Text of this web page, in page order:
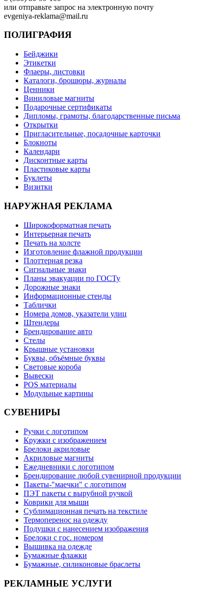
или отправьте запрос на электронную почту
evgeniya-reklama@mail.ru
ПОЛИГРАФИЯ
Бейджики
Этикетки
Флаеры, листовки
Каталоги, брошюры, журналы
Ценники
Виниловые магниты
Подарочные сертификаты
Дипломы, грамоты, благодарственные письма
Открытки
Пригласительные, посадочные карточки
Блокноты
Календари
Дисконтные карты
Пластиковые карты
Буклеты
Визитки
НАРУЖНАЯ РЕКЛАМА
Широкоформатная печать
Интерьерная печать
Печать на холсте
Изготовление флажной продукции
Плоттерная резка
Сигнальные знаки
Планы эвакуации по ГОСТу
Дорожные знаки
Информационные стенды
Таблички
Номера домов, указатели улиц
Штендеры
Брендирование авто
Стелы
Крышные установки
Буквы, объёмные буквы
Световые короба
Вывески
POS материалы
Модульные картины
СУВЕНИРЫ
Ручки с логотипом
Кружки с изображением
Брелоки акриловые
Акриловые магниты
Ежедневники с логотипом
Брендирование любой сувенирной продукции
Пакеты-"маечки" с логотипом
ПЭТ пакеты с вырубной ручкой
Коврики для мыши
Сублимационная печать на текстиле
Термоперенос на одежду
Подушки с нанесением изображения
Брелоки с гос. номером
Вышивка на одежде
Бумажные флажки
Бумажные, силиконовые браслеты
РЕКЛАМНЫЕ УСЛУГИ